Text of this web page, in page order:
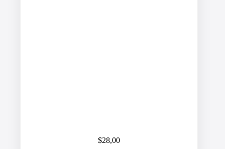
$28,00